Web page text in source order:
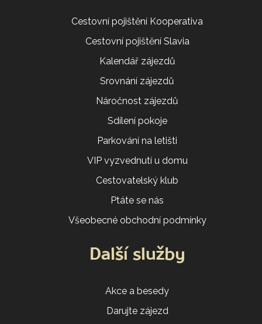
Cestovní pojištění Kooperativa
Cestovní pojištění Slavia
Kalendář zájezdů
Srovnání zájezdů
Náročnost zájezdů
Sdílení pokoje
Parkování na letišti
VIP vyzvednutí u domu
Cestovatelský klub
Ptáte se nás
Všeobecné obchodní podmínky
Další služby
Akce a besedy
Darujte zájezd